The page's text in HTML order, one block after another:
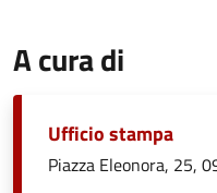
A cura di
Ufficio stampa
Piazza Eleonora, 25,